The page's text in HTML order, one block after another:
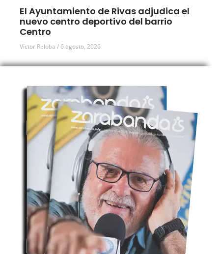
El Ayuntamiento de Rivas adjudica el
nuevo centro deportivo del barrio
Centro
Víctor Reloba 6 agosto, 2026